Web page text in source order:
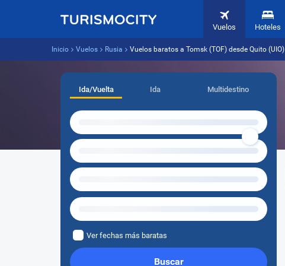
Vuelos Hoteles
Inicio Vuelos Rusia Vuelos baratos a Tomsk (TOF) desde Quito (UIO)
Ida/Vuelta Ida Multidestino
Ver fechas más baratas
Buscar